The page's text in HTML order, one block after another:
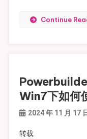
Continue
Win7下如何
2024 年 11 月 17
转载